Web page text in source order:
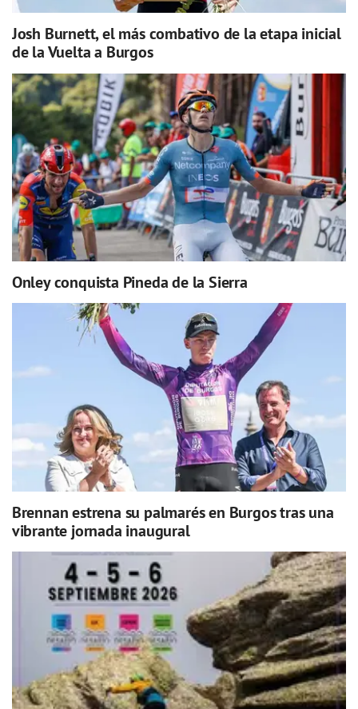
Josh Burnett, el más combativo de la etapa inicial
de la Vuelta a Burgos
Onley conquista Pineda de la Sierra
Brennan estrena su palmarés en Burgos tras una
vibrante jornada inaugural